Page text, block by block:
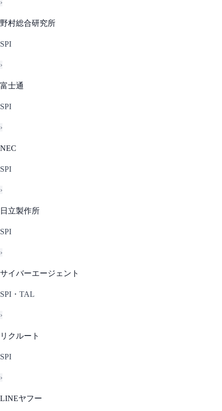
›
野村総合研究所
SPI
›
富士通
SPI
›
NEC
SPI
›
日立製作所
SPI
›
サイバーエージェント
SPI・TAL
›
リクルート
SPI
›
LINEヤフー